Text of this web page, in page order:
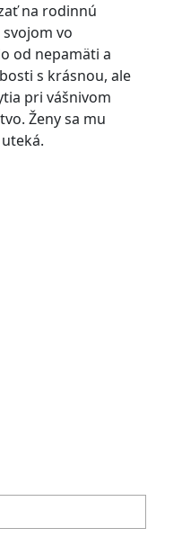
na rodinnú
vo
od nepamäti a
s krásnou, ale
pri vášnivom
Ženy sa mu